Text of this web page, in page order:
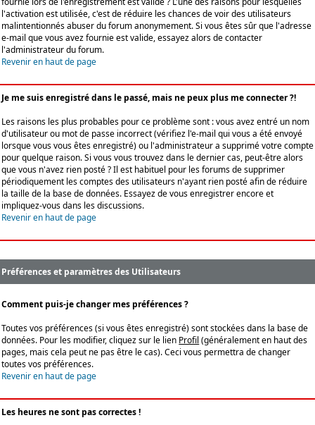
l'activation est utilisée, c'est de réduire les chances de voir des utilisateurs
malintentionnés abuser du forum anonymement. Si vous êtes sûr que l'adresse
e-mail que vous avez fournie est valide, essayez alors de contacter
l'administrateur du forum.
Revenir en haut de page
Je me suis enregistré dans le passé, mais ne peux plus me connecter ?!
Les raisons les plus probables pour ce problème sont : vous avez entré un nom
d'utilisateur ou mot de passe incorrect (vérifiez l'e-mail qui vous a été envoyé
lorsque vous vous êtes enregistré) ou l'administrateur a supprimé votre compte
pour quelque raison. Si vous vous trouvez dans le dernier cas, peut-être alors
que vous n'avez rien posté ? Il est habituel pour les forums de supprimer
périodiquement les comptes des utilisateurs n'ayant rien posté afin de réduire
la taille de la base de données. Essayez de vous enregistrer encore et
impliquez-vous dans les discussions.
Revenir en haut de page
Préférences et paramètres des Utilisateurs
Comment puis-je changer mes préférences ?
Toutes vos préférences (si vous êtes enregistré) sont stockées dans la base de
données. Pour les modifier, cliquez sur le lien Profil (généralement en haut des
pages, mais cela peut ne pas être le cas). Ceci vous permettra de changer
toutes vos préférences.
Revenir en haut de page
Les heures ne sont pas correctes !